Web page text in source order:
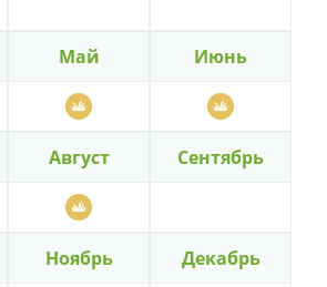
Май Июнь
Август Сентябрь
Ноябрь Декабрь